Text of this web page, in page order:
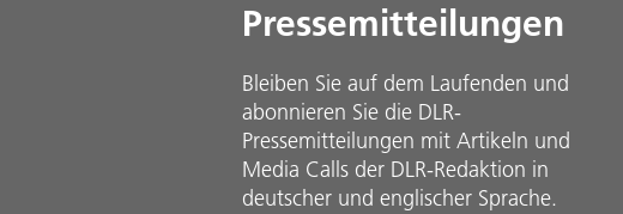
Pressemitteilungen
Bleiben Sie auf dem Laufenden und
abonnieren Sie die DLR-
Pressemitteilungen mit Artikeln und
Media Calls der DLR-Redaktion in
deutscher und englischer Sprache.